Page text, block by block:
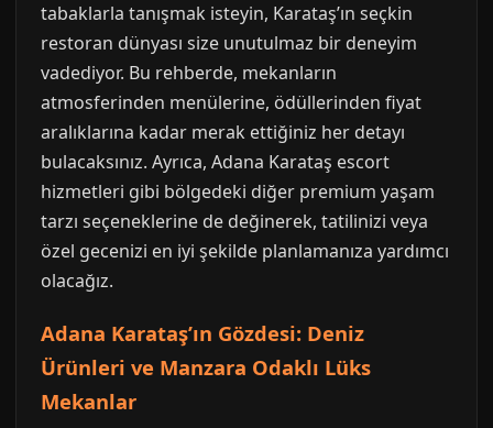
tabaklarla tanışmak isteyin, Karataş’ın seçkin
restoran dünyası size unutulmaz bir deneyim
vadediyor. Bu rehberde, mekanların
atmosferinden menülerine, ödüllerinden fiyat
aralıklarına kadar merak ettiğiniz her detayı
bulacaksınız. Ayrıca, Adana Karataş escort
hizmetleri gibi bölgedeki diğer premium yaşam
tarzı seçeneklerine de değinerek, tatilinizi veya
özel gecenizi en iyi şekilde planlamanıza yardımcı
olacağız.
Adana Karataş’ın Gözdesi: Deniz
Ürünleri ve Manzara Odaklı Lüks
Mekanlar